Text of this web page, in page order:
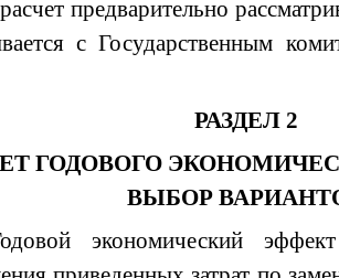
предварительно
с Государственным
РАЗДЕЛ 2
ГОДОВОГО
ВЫБОР
экономический эффект